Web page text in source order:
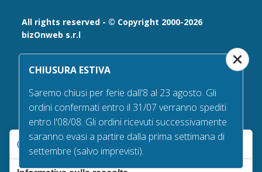
All rights reserved - © Copyright 2000-2026
bizOnweb s.r.l
Via Fratelli Bandiera 18, 25122 - Brescia, Italia
P.IVA 02232630984 - Iscrizione presso la Camera di
n° REA 432569 Capitale sociale versato Euro 25.000,00.
Tel +39.030 6394506
PECbizonweb@mailcertiﬁcatapec.it
CHIUSURA ESTIVA
Saremo chiusi per ferie dall'8 al 23 agosto. Gli
ordini confermati entro il 31/07 verranno spediti
entro l'08/08. Gli ordini ricevuti successivamente
saranno evasi a partire dalla prima settimana di
settembre (salvo imprevisti).
Le tue preferenze relative alla privacy